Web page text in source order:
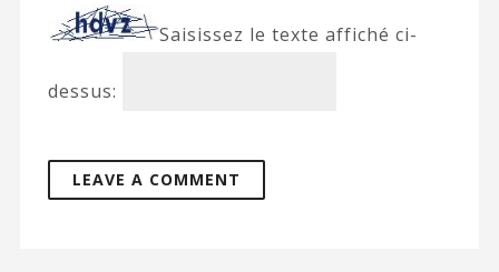
Saisissez le texte affiché ci-
dessus: